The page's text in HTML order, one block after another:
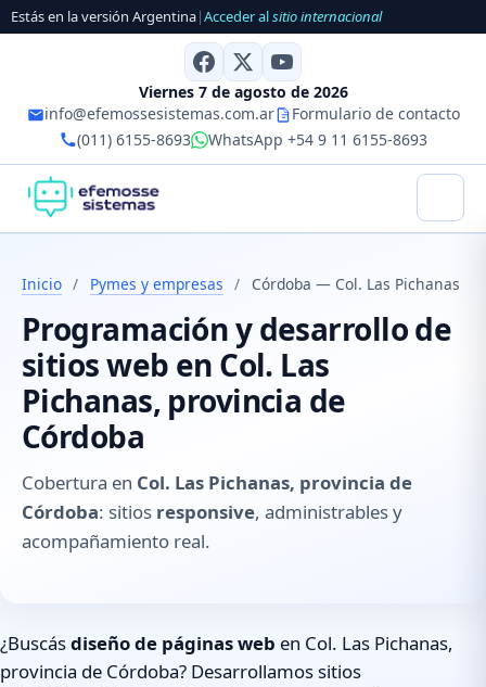
Estás en la versión Argentina|Acceder alsitio internacional
Viernes 7 de agosto de 2026
info@efemossesistemas.com.ar
Formulario de contacto
(011) 6155-8693
WhatsApp +54 9 11 6155-8693
Inicio / Pymes y empresas / Córdoba — Col. Las Pichanas
Programación y desarrollo de
sitios web en Col. Las
Pichanas, provincia de
Córdoba
Cobertura en Col. Las Pichanas, provincia de
Córdoba: sitios responsive, administrables y
acompañamiento real.
¿Buscásdiseño de páginas web en Col. Las Pichanas,
provincia de Córdoba? Desarrollamos sitios